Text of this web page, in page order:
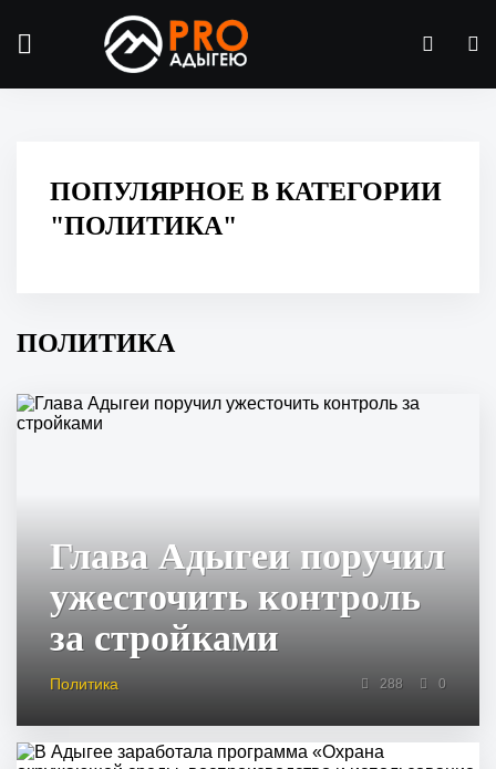
ПОПУЛЯРНОЕ В КАТЕГОРИИ
"ПОЛИТИКА"
ПОЛИТИКА
Глава Адыгеи поручил
ужесточить контроль
за стройками
Политика 288 0